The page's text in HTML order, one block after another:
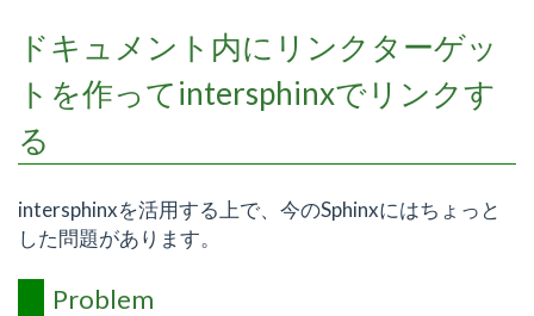
ドキュメント内にリンクターゲッ
トを作ってintersphinxでリンクす
る
intersphinxを活用する上で、今のSphinxにはちょっと
した問題があります。
Problem